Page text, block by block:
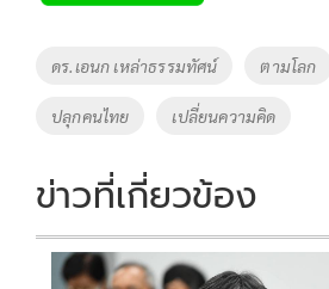
b
o
k
er y
Li
n
k
Tags
ดร.เอนก เหล่าธรรมทัศน์ ตามโลก
ปลุกคนไทย เปลี่ยนความคิด
ข่าวที่เกี่ยวข้อง